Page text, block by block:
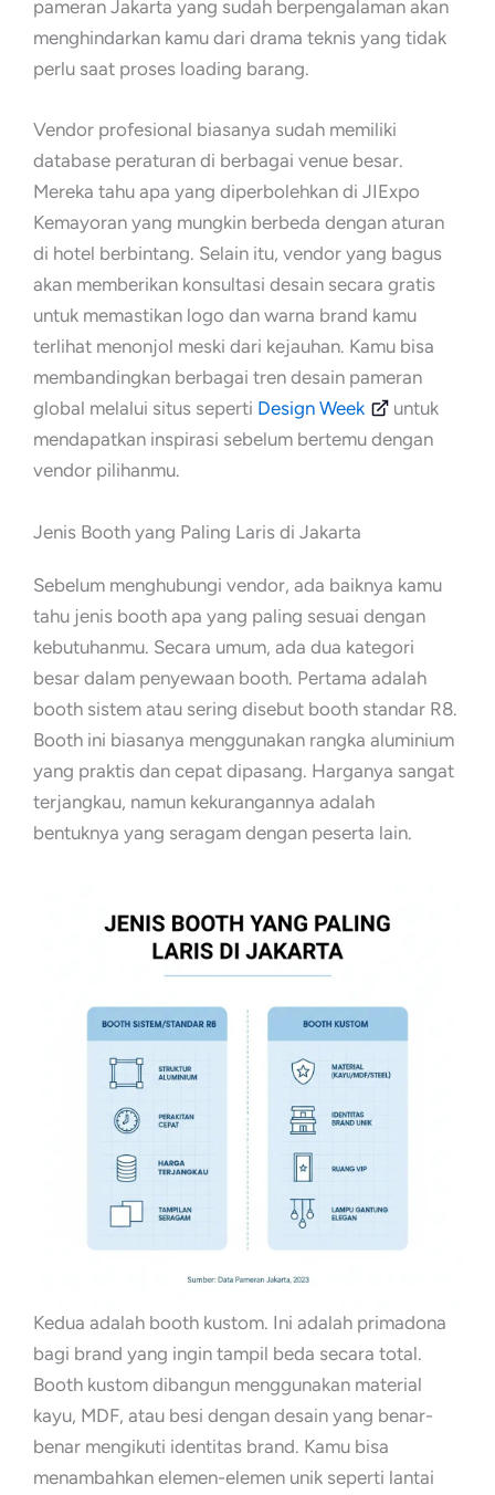
pameran Jakarta yang sudah berpengalaman akan
menghindarkan kamu dari drama teknis yang tidak
perlu saat proses loading barang.
Vendor profesional biasanya sudah memiliki
database peraturan di berbagai venue besar.
Mereka tahu apa yang diperbolehkan di JIExpo
Kemayoran yang mungkin berbeda dengan aturan
di hotel berbintang. Selain itu, vendor yang bagus
akan memberikan konsultasi desain secara gratis
untuk memastikan logo dan warna brand kamu
terlihat menonjol meski dari kejauhan. Kamu bisa
membandingkan berbagai tren desain pameran
global melalui situs seperti Design Week
untuk
mendapatkan inspirasi sebelum bertemu dengan
vendor pilihanmu.
Jenis Booth yang Paling Laris di Jakarta
Sebelum menghubungi vendor, ada baiknya kamu
tahu jenis booth apa yang paling sesuai dengan
kebutuhanmu. Secara umum, ada dua kategori
besar dalam penyewaan booth. Pertama adalah
booth sistem atau sering disebut booth standar R8.
Booth ini biasanya menggunakan rangka aluminium
yang praktis dan cepat dipasang. Harganya sangat
terjangkau, namun kekurangannya adalah
bentuknya yang seragam dengan peserta lain.
Kedua adalah booth kustom. Ini adalah primadona
bagi brand yang ingin tampil beda secara total.
Booth kustom dibangun menggunakan material
kayu, MDF, atau besi dengan desain yang benar-
benar mengikuti identitas brand. Kamu bisa
menambahkan elemen-elemen unik seperti lantai